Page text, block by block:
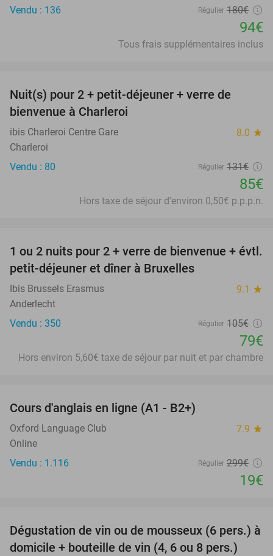
Vendu : 136
Régulier 180€
94€
Tous frais supplémentaires inclus
Nuit(s) pour 2 + petit-déjeuner + verre de
bienvenue à Charleroi
ibis Charleroi Centre Gare 8.0 star
Charleroi
Vendu : 80
Régulier 131€
85€
Hors taxe de séjour d'environ 0,50€ p.p.p.n.
25%
1 ou 2 nuits pour 2 + verre de bienvenue + évtl.
petit-déjeuner et dîner à Bruxelles
Ibis Brussels Erasmus 9.1 star
Anderlecht
Vendu : 350
Régulier 105€
79€
Hors environ 5,60€ taxe de séjour par nuit et par chambre
Cours d'anglais en ligne (A1 - B2+)
Oxford Language Club 7.9 star
Online
Vendu : 1.116
Régulier 299€
19€
91%
Dégustation de vin ou de mousseux (6 pers.) à
domicile + bouteille de vin (4, 6 ou 8 pers.)